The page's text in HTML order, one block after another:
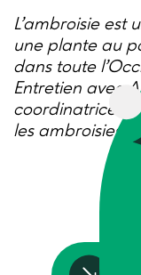
L’ambroisie est
une plante au
dans toute
Entretien avec
coordinatrice
les ambroisies à